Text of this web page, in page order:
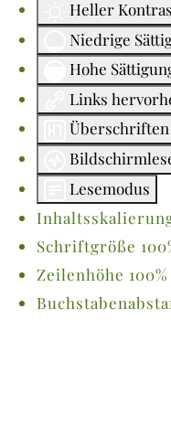
Heller
Niedrige
Hohe
Links
Lesemodus
Schriftgröße 100
Zeilenhöhe 100%